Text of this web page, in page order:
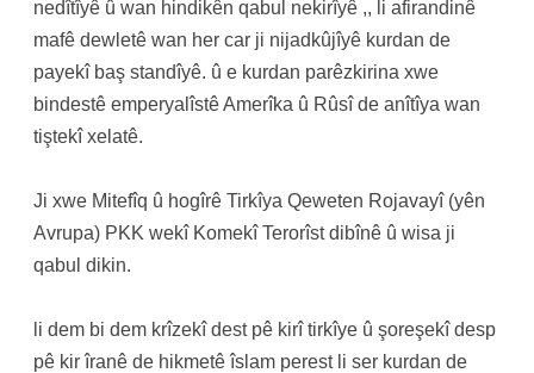
nedîtîyê û wan hindikên qabul nekirîyê ,, li afirandinê
mafê dewletê wan her car ji nijadkûjîyê kurdan de
payekî baş standîyê. û e kurdan parêzkirina xwe
bindestê emperyalîstê Amerîka û Rûsî de anîtîya wan
tiştekî xelatê.
Ji xwe Mitefîq û hogîrê Tirkîya Qeweten Rojavayî (yên
Avrupa) PKK wekî Komekî Terorîst dibînê û wisa ji
qabul dikin.
li dem bi dem krîzekî dest pê kirî tirkîye û şoreşekî desp
pê kir îranê de hikmetê îslam perest li ser kurdan de